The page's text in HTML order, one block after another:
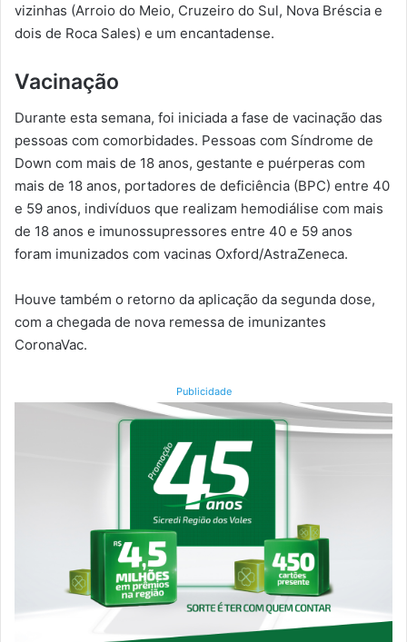
vizinhas (Arroio do Meio, Cruzeiro do Sul, Nova Bréscia e
dois de Roca Sales) e um encantadense.
Vacinação
Durante esta semana, foi iniciada a fase de vacinação das
pessoas com comorbidades. Pessoas com Síndrome de
Down com mais de 18 anos, gestante e puérperas com
mais de 18 anos, portadores de deficiência (BPC) entre 40
e 59 anos, indivíduos que realizam hemodiálise com mais
de 18 anos e imunossupressores entre 40 e 59 anos
foram imunizados com vacinas Oxford/AstraZeneca.
Houve também o retorno da aplicação da segunda dose,
com a chegada de nova remessa de imunizantes
CoronaVac.
Publicidade